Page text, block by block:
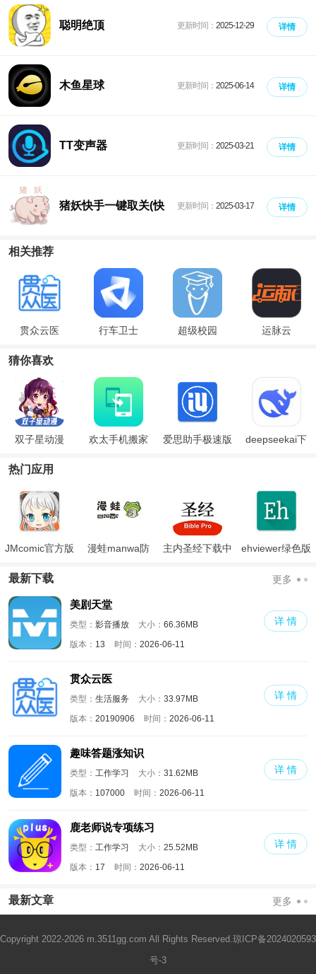
聪明绝顶 更新时间： 2025-12-29 详情
木鱼星球 更新时间： 2025-06-14 详情
TT变声器 更新时间： 2025-03-21 详情
猪妖快手一键取关(快 更新时间： 2025-03-17 详情
相关推荐
贯众云医 行车卫士 超级校园 运脉云
猜你喜欢
双子星动漫
欢太手机搬家
爱思助手极速版
deepseekai下
热门应用
JMcomic官方版
漫蛙manwa防
主内圣经下载中
ehviewer绿色版
最新下载 更多
美剧天堂
类型： 影音播放 大小： 66.36MB
版本： 13 时间： 2026-06-11
详 情
贯众云医
类型： 生活服务 大小： 33.97MB
版本： 20190906 时间： 2026-06-11
详 情
趣味答题涨知识
类型： 工作学习 大小： 31.62MB
版本： 107000 时间： 2026-06-11
详 情
鹿老师说专项练习
类型： 工作学习 大小： 25.52MB
版本： 17 时间： 2026-06-11
详 情
最新文章 更多
Copyright 2022-2026 m.3511gg.com All Rights Reserved. 琼ICP备2024020593
号-3